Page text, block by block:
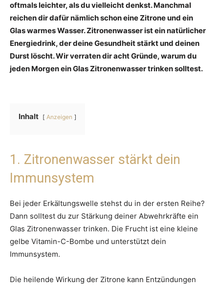
oftmals leichter, als du vielleicht denkst. Manchmal
reichen dir dafür nämlich schon eine Zitrone und ein
Glas warmes Wasser. Zitronenwasser ist ein natürlicher
Energiedrink, der deine Gesundheit stärkt und deinen
Durst löscht. Wir verraten dir acht Gründe, warum du
jeden Morgen ein Glas Zitronenwasser trinken solltest.
Inhalt Anzeigen
1. Zitronenwasser stärkt dein
Immunsystem
Bei jeder Erkältungswelle stehst du in der ersten Reihe?
Dann solltest du zur Stärkung deiner Abwehrkräfte ein
Glas Zitronenwasser trinken. Die Frucht ist eine kleine
gelbe Vitamin-C-Bombe und unterstützt dein
Immunsystem.
Die heilende Wirkung der Zitrone kann Entzündungen